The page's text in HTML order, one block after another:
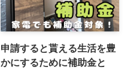
申請すると貰える生活を豊
かにするために補助金と